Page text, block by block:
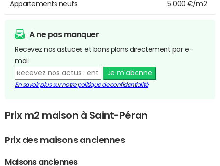
Appartements neufs 5 000 €/m2
A ne pas manquer
Recevez nos astuces et bons plans directement par e-
mail.
Je m'abonne
En savoir plus sur notre politique de confidentialité
Prix m2 maison à Saint-Péran
Prix des maisons anciennes
Maisons anciennes